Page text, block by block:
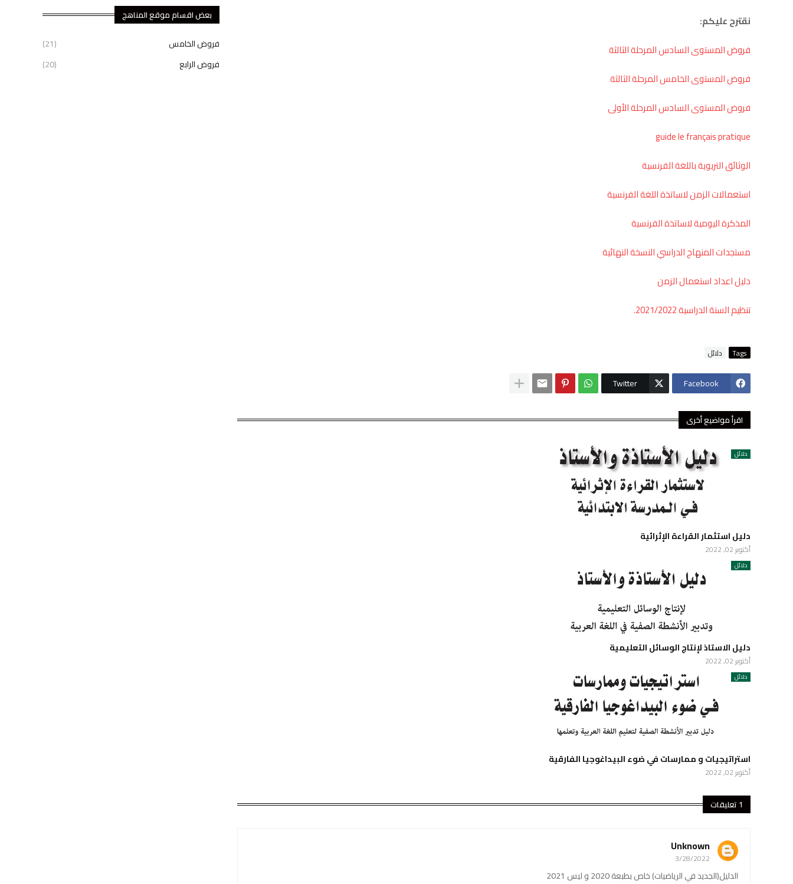
نقترح عليكم:
فروض المستوى السادس المرحلة الثالثة
فروض المستوى الخامس المرحلة الثالثة
فروض المستوى السادس المرحلة الأولى
guidele français pratique
الوثائق التربوية باللغة الفرنسية
استعمالات الزمن لاساتذة اللغة الفرنسية
المذكرة اليومية لاساتذة الفرنسية
مستجدات المنهاج الدراسي النسخة النهائية
دليل اعداد استعمال الزمن
تنظيم السنة الدراسية 2021/2022.
Tags دلائل
Facebook
Twitter
اقرأ مواضيع أخرى
دلائل
دليل استثمار القراءة الإثرائية
أكتوبر 02, 2022
دلائل
دليل الاستاذ لإنتاج الوسائل التعليمية
أكتوبر 02, 2022
دلائل
استراتيجيات و ممارسات في ضوء البيداغوجيا الفارقية
أكتوبر 02, 2022
1 تعليقات
Unknown
3/28/2022
الدليل(الجديد في الرياضيات) خاص بطبعة 2020 و ليس 2021
بعض اقسام موقع المناهج
فروض الخامس
(21)
فروض الرابع
(20)